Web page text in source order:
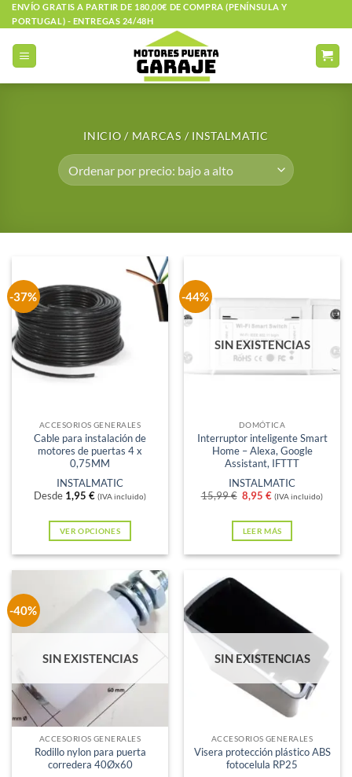
Saltar
al
contenido
ENVÍO GRATIS A PARTIR DE 180,00€ DE COMPRA (PENÍNSULA Y
PORTUGAL) - ENTREGAS 24/48H
INICIO /MARCAS /INSTALMATIC
-37%
ACCESORIOS GENERALES
Cable para instalación de
motores de puertas 4 x
0,75MM
INSTALMATIC
Desde 1,95 € (IVA incluido)
VER OPCIONES
producto
tiene
múltiples
variantes.
opciones
se
pueden
elegir
en
la
-44%
SIN EXISTENCIAS
DOMÓTICA
Interruptor inteligente Smart
Home – Alexa, Google
Assistant, IFTTT
INSTALMATIC
15,99€ El
original
era:
15,99 €.
8,95€El
actual
es:
8,95 €.
(IVA incluido)
LEER MÁS
-40%
SIN EXISTENCIAS
ACCESORIOS GENERALES
Rodillo nylon para puerta
corredera 40Øx60
SIN EXISTENCIAS
ACCESORIOS GENERALES
Visera protección plástico ABS
fotocelula RP25